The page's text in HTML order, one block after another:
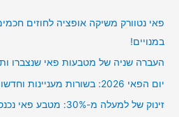
h
f
o
r
פאי נטוורק משיקה אופציה לחוזים
במנויים!
העברה שניה של מטבעות פאי שנצברו
יום הפאי 2026: בשורות מעניינות וחדשות עדכניות
זינוק של למעלה מ-30%: